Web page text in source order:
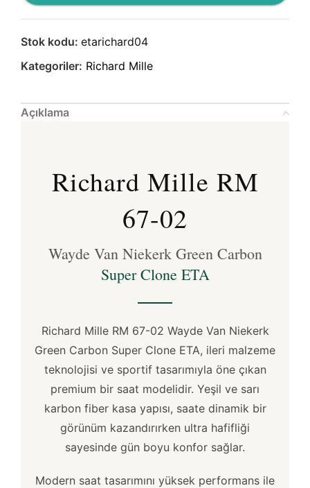
Stok kodu: etarichard04
Kategoriler: Richard Mille
Açıklama
Richard Mille RM
67-02
Wayde Van Niekerk Green Carbon
Super Clone ETA
Richard Mille RM 67-02 Wayde Van Niekerk
Green Carbon Super Clone ETA, ileri malzeme
teknolojisi ve sportif tasarımıyla öne çıkan
premium bir saat modelidir. Yeşil ve sarı
karbon fiber kasa yapısı, saate dinamik bir
görünüm kazandırırken ultra hafifliği
sayesinde gün boyu konfor sağlar.
Modern saat tasarımını yüksek performans ile